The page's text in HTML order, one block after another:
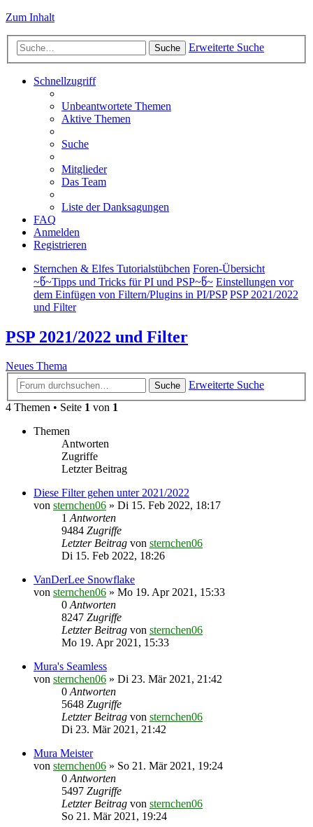
Zum Inhalt
Suche Erweiterte Suche
Schnellzugriff
Unbeantwortete Themen
Aktive Themen
Suche
Mitglieder
Das Team
Liste der Danksagungen
FAQ
Anmelden
Registrieren
Sternchen & Elfes Tutorialstübchen Foren-Übersicht
~წ~Tipps und Tricks für PI und PSP~წ~ Einstellungen vor
dem Einfügen von Filtern/Plugins in PI/PSP PSP 2021/2022
und Filter
PSP 2021/2022 und Filter
Neues Thema
Suche
Erweiterte Suche
4 Themen • Seite 1 von 1
Themen
Antworten
Zugriffe
Letzter Beitrag
Diese Filter gehen unter 2021/2022
von sternchen06 » Di 15. Feb 2022, 18:17
1 Antworten
9484 Zugriffe
Letzter Beitrag von sternchen06
Di 15. Feb 2022, 18:26
VanDerLee Snowflake
von sternchen06 » Mo 19. Apr 2021, 15:33
0 Antworten
8247 Zugriffe
Letzter Beitrag von sternchen06
Mo 19. Apr 2021, 15:33
Mura's Seamless
von sternchen06 » Di 23. Mär 2021, 21:42
0 Antworten
5648 Zugriffe
Letzter Beitrag von sternchen06
Di 23. Mär 2021, 21:42
Mura Meister
von sternchen06 » So 21. Mär 2021, 19:24
0 Antworten
5497 Zugriffe
Letzter Beitrag von sternchen06
So 21. Mär 2021, 19:24